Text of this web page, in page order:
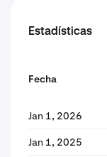
Estadísticas
Fecha
Jan 1, 2026
Jan 1, 2025